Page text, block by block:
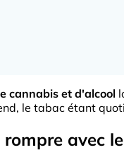
cannabis et d'alcool
le tabac étant
rompre avec